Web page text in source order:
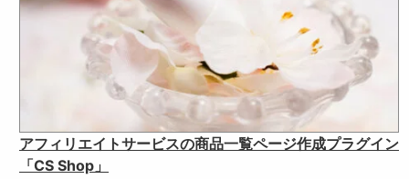
アフィリエイトサービスの商品一覧ページ作成プラグイン
「CS Shop」